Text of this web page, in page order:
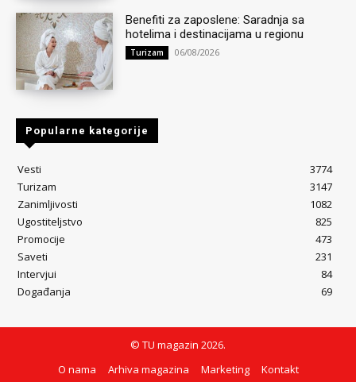
Benefiti za zaposlene: Saradnja sa
hotelima i destinacijama u regionu
Turizam 06/08/2026
Popularne kategorije
Vesti
3774
Turizam
3147
Zanimljivosti
1082
Ugostiteljstvo
825
Promocije
473
Saveti
231
Intervjui
84
Događanja
69
© TU magazin 2026.
O nama
Arhiva magazina Marketing Kontakt